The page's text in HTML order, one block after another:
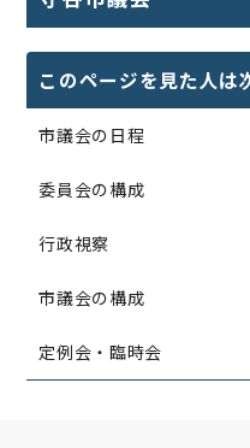
このページを見た人は
市議会の日程
委員会の構成
行政視察
市議会の構成
定例会・臨時会